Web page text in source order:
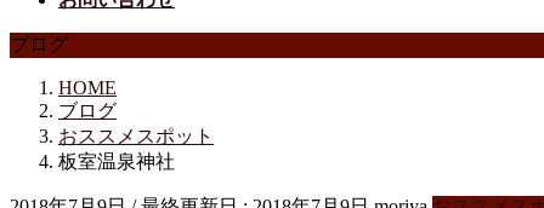
ブログ
HOME
ブログ
おススメスポット
板室温泉神社